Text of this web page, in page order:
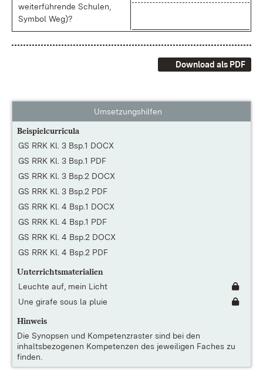
wei­ter­füh­ren­de Schu­len,
Sym­bol Weg)?
Download als PDF
Umsetzungshilfen
Beispielcurricula
GS RRK Kl. 3 Bsp.1 DOCX
GS RRK Kl. 3 Bsp.1 PDF
GS RRK Kl. 3 Bsp.2 DOCX
GS RRK Kl. 3 Bsp.2 PDF
GS RRK Kl. 4 Bsp.1 DOCX
GS RRK Kl. 4 Bsp.1 PDF
GS RRK Kl. 4 Bsp.2 DOCX
GS RRK Kl. 4 Bsp.2 PDF
Unterrichtsmaterialien
Leuchte auf, mein Licht
Une girafe sous la pluie
Hinweis
Die Synopsen und Kompetenzraster sind bei den
inhaltsbezogenen Kompetenzen des jeweiligen Faches zu
finden.